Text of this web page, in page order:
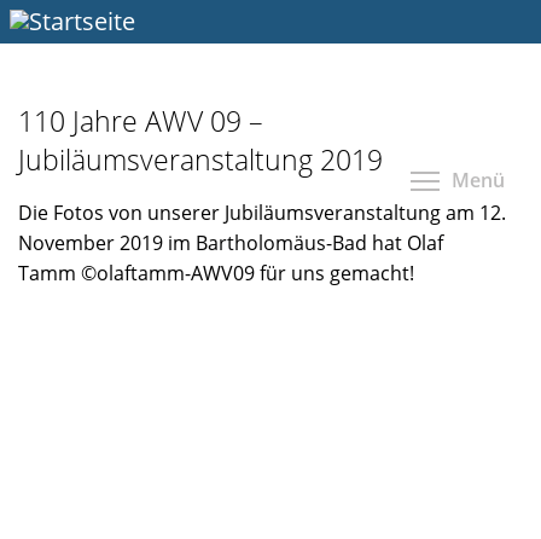
Direkt
zum
Menü
110 Jahre AWV 09 –
Jubiläumsveranstaltung 2019
Die Fotos von unserer Jubiläumsveranstaltung am 12.
November 2019 im Bartholomäus-Bad hat Olaf
Tamm ©olaftamm-AWV09 für uns gemacht!